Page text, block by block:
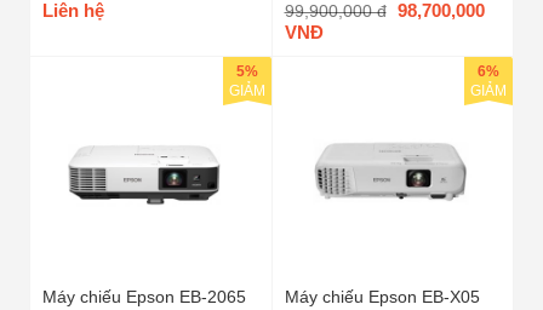
Liên hệ
99,900,000 đ 98,700,000
VNĐ
Máy chiếu Epson EB-2065
5%
GIẢM
Máy chiếu Epson EB-X05
6%
GIẢM